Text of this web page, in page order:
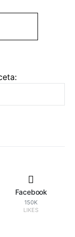
Facebook
150K
LIKES